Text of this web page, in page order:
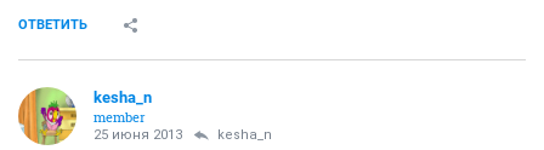
ОТВЕТИТЬ
kesha_n
member
25 июня 2013 kesha_n